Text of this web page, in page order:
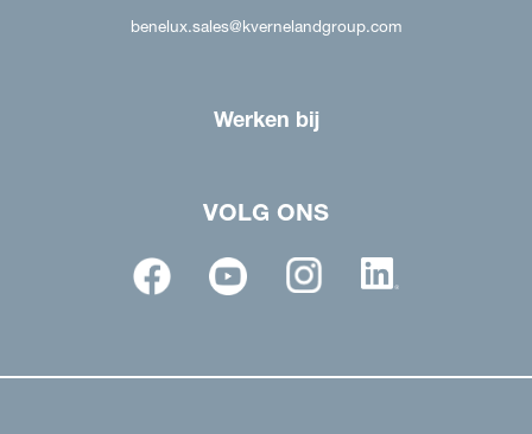
benelux.sales@kvernelandgroup.com
Werken bij
VOLG ONS